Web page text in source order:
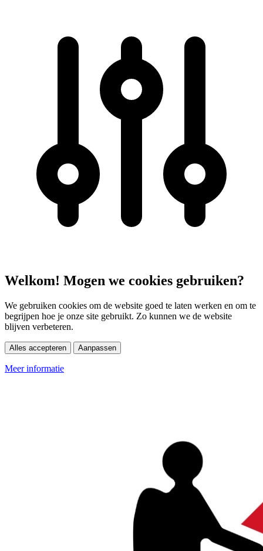
Welkom! Mogen we cookies gebruiken?
We gebruiken cookies om de website goed te laten werken en om te
begrijpen hoe je onze site gebruikt. Zo kunnen we de website
blijven verbeteren.
Alles accepteren Aanpassen
Meer informatie